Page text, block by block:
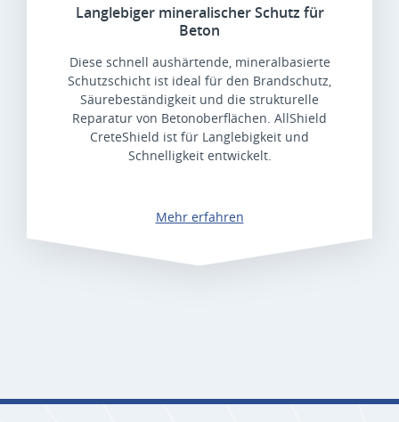
Langlebiger mineralischer Schutz für
Beton
Diese schnell aushärtende, mineralbasierte
Schutzschicht ist ideal für den Brandschutz,
Säurebeständigkeit und die strukturelle
Reparatur von Betonoberflächen. AllShield
CreteShield ist für Langlebigkeit und
Schnelligkeit entwickelt.
Mehr erfahren